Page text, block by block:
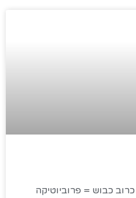
כבוש = פרוביוטיקה